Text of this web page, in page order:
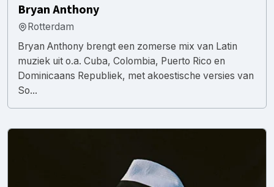
Bryan Anthony
Rotterdam
Bryan Anthony brengt een zomerse mix van Latin
muziek uit o.a. Cuba, Colombia, Puerto Rico en
Dominicaans Republiek, met akoestische versies van
So...